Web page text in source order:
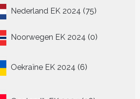
Nederland EK 2024 7575
Noorwegen EK 2024 00
Oekraïne EK 2024 6
producten